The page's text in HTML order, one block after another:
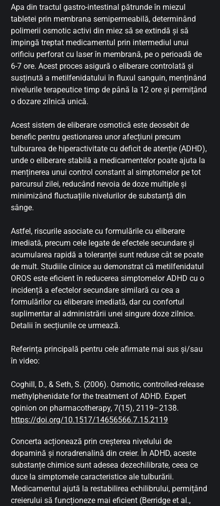
Apa din tractul gastro-intestinal pătrunde în miezul
tabletei prin membrana semipermeabilă, determinând
polimerii osmotic activi din miez să se extindă și să
împingă treptat medicamentul prin intermediul unui
orificiu perforat cu laser în membrană, pe o perioadă de
6-7 ore. Acest proces asigură o eliberare controlată și
susținută a metilfenidatului în fluxul sanguin, menținând
nivelurile terapeutice timp de până la 12 ore și permițând
o dozare zilnică unică.
Acest sistem de eliberare osmotică este deosebit de
benefic pentru gestionarea unor afecțiuni precum
tulburarea de hiperactivitate cu deficit de atenție (ADHD),
unde o eliberare stabilă a medicamentelor poate ajuta la
menținerea unui control constant al simptomelor pe tot
parcursul zilei, reducând nevoia de doze multiple și
minimizând fluctuațiile nivelurilor de substanță din
sânge.
Astfel, riscurile asociate cu formulările cu eliberare
imediată, precum cele legate de efectele secundare și
acumularea rapidă a toleranței sunt reduse cât se poate
de mult. Studiile clinice au demonstrat că metilfenidatul
OROS este eficient în reducerea simptomelor ADHD cu o
incidență a efectelor secundare similară cu cea a
formulărilor cu eliberare imediată, dar cu confortul
suplimentar al administrării unei singure doze zilnice.
Detalii în secțiunile ce urmează.
Referința principală pentru cele afirmate mai sus și/sau
în video:
Coghill, D., & Seth, S. (2006). Osmotic, controlled-release
methylphenidate for the treatment of ADHD. Expert
opinion on pharmacotherapy, 7(15), 2119–2138.
https://doi.org/10.1517/14656566.7.15.2119
Concerta acționează prin creșterea nivelului de
dopamină și noradrenalină din creier. În ADHD, aceste
substanțe chimice sunt adesea dezechilibrate, ceea ce
duce la simptomele caracteristice ale tulburării.
Medicamentul ajută la restabilirea echilibrului, permițând
creierului să funcționeze mai eficient (Berridge et al.,